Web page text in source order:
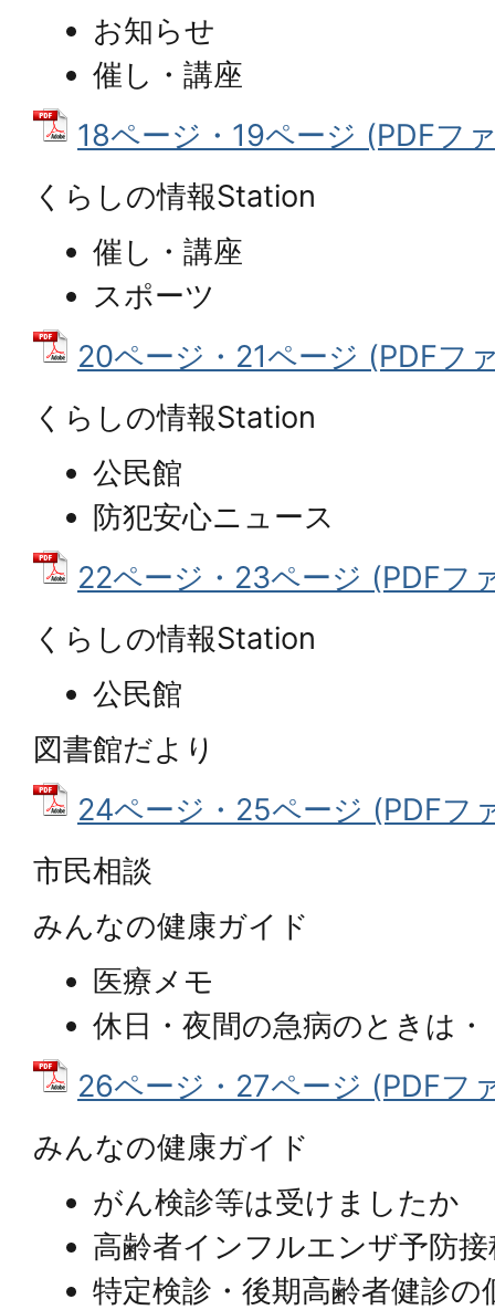
お知らせ
催し・講座
18ページ・19ページ (PDFフ
くらしの情報Station
催し・講座
スポーツ
20ページ・21ページ (PDFフ
くらしの情報Station
公民館
防犯安心ニュース
22ページ・23ページ (PDFフ
くらしの情報Station
公民館
図書館だより
24ページ・25ページ (PDFフ
市民相談
みんなの健康ガイド
医療メモ
休日・夜間の急病のときは・
26ページ・27ページ (PDFフ
みんなの健康ガイド
がん検診等は受けましたか
高齢者インフルエンザ予防
特定検診・後期高齢者健診